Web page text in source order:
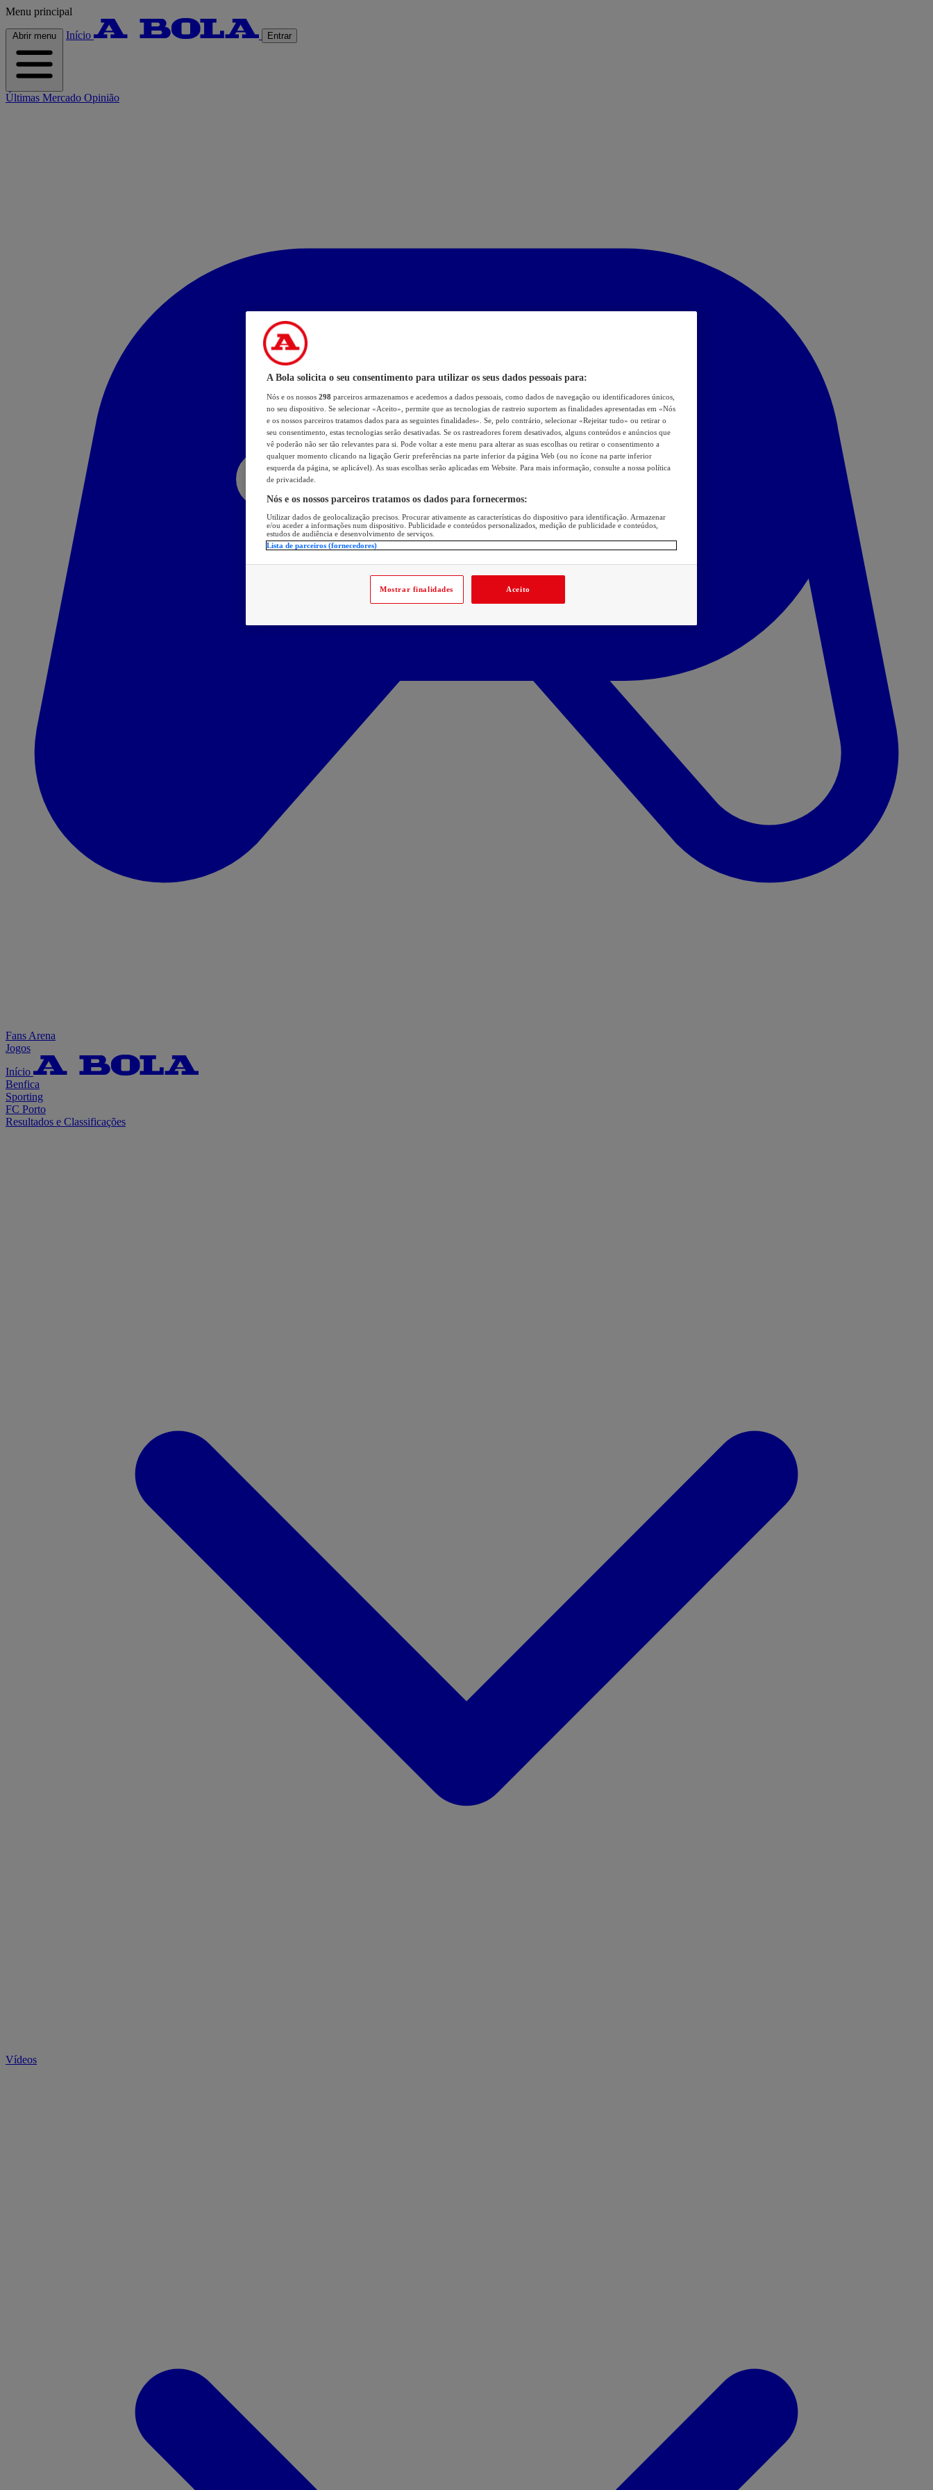
Menu principal
Abrir menu Início Entrar
Últimas Mercado Opinião
Fans Arena
Jogos
Início
Benfica
Sporting
FC Porto
Resultados e Classificações
Vídeos
A Bola solicita o seu consentimento para utilizar os seus dados pessoais para:
Nós e os nossos 298 parceiros armazenamos e acedemos a dados pessoais, como dados de navegação ou identificadores únicos,
no seu dispositivo. Se selecionar «Aceito», permite que as tecnologias de rastreio suportem as finalidades apresentadas em «Nós
e os nossos parceiros tratamos dados para as seguintes finalidades». Se, pelo contrário, selecionar «Rejeitar tudo» ou retirar o
seu consentimento, estas tecnologias serão desativadas. Se os rastreadores forem desativados, alguns conteúdos e anúncios que
vê poderão não ser tão relevantes para si. Pode voltar a este menu para alterar as suas escolhas ou retirar o consentimento a
qualquer momento clicando na ligação Gerir preferências na parte inferior da página Web (ou no ícone na parte inferior
esquerda da página, se aplicável). As suas escolhas serão aplicadas em Website. Para mais informação, consulte a nossa política
de privacidade.
Nós e os nossos parceiros tratamos os dados para fornecermos:
Utilizar dados de geolocalização precisos. Procurar ativamente as características do dispositivo para identificação. Armazenar
e/ou aceder a informações num dispositivo. Publicidade e conteúdos personalizados, medição de publicidade e conteúdos,
estudos de audiência e desenvolvimento de serviços.
Lista de parceiros (fornecedores)
Mostrar finalidades Aceito